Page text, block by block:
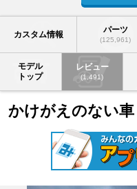
カスタム情報 パーツ
(125,961)
モデル
トップ
レビュー
(1,491)
かけがえのない車